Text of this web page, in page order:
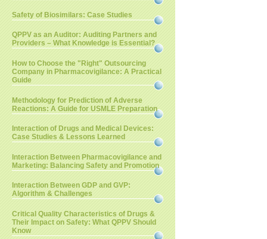
Safety of Biosimilars: Case Studies
QPPV as an Auditor: Auditing Partners and
Providers – What Knowledge is Essential?
How to Choose the "Right" Outsourcing
Company in Pharmacovigilance: A Practical
Guide
Methodology for Prediction of Adverse
Reactions: A Guide for USMLE Preparation
Interaction of Drugs and Medical Devices:
Case Studies & Lessons Learned
Interaction Between Pharmacovigilance and
Marketing: Balancing Safety and Promotion
Interaction Between GDP and GVP:
Algorithm & Challenges
Critical Quality Characteristics of Drugs &
Their Impact on Safety: What QPPV Should
Know